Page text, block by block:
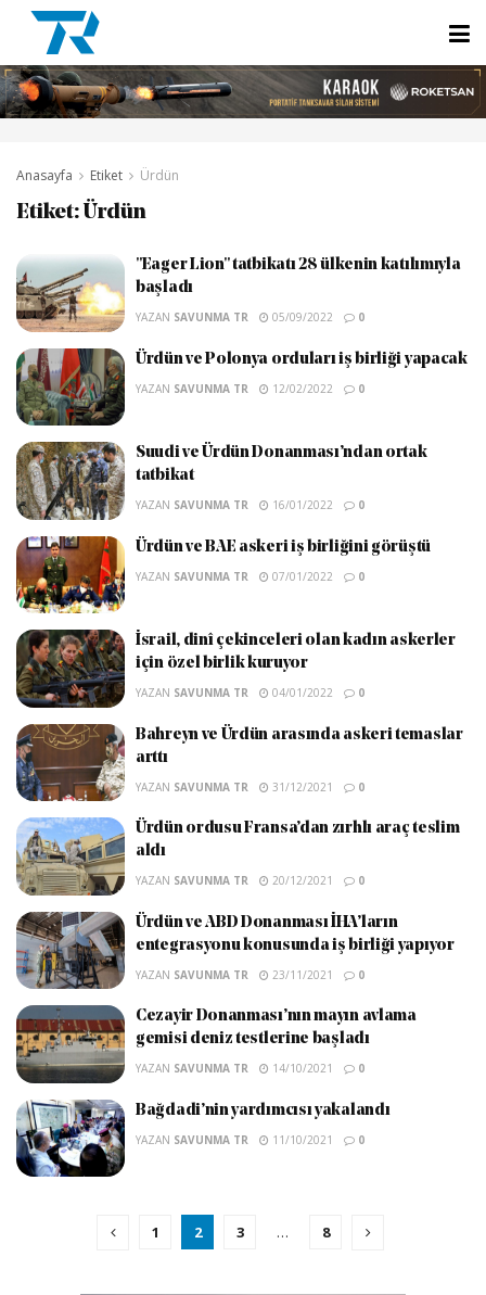
Anasayfa Etiket Ürdün
Etiket: Ürdün
"Eager Lion" tatbikatı 28 ülkenin katılımıyla
başladı
YAZAN SAVUNMA TR 05/09/2022 0
Ürdün ve Polonya orduları iş birliği yapacak
YAZAN SAVUNMA TR 12/02/2022 0
Suudi ve Ürdün Donanması’ndan ortak
tatbikat
YAZAN SAVUNMA TR 16/01/2022 0
Ürdün ve BAE askeri iş birliğini görüştü
YAZAN SAVUNMA TR 07/01/2022 0
İsrail, dinî çekinceleri olan kadın askerler
için özel birlik kuruyor
YAZAN SAVUNMA TR 04/01/2022 0
Bahreyn ve Ürdün arasında askeri temaslar
arttı
YAZAN SAVUNMA TR 31/12/2021 0
Ürdün ordusu Fransa’dan zırhlı araç teslim
aldı
YAZAN SAVUNMA TR 20/12/2021 0
Ürdün ve ABD Donanması İHA’ların
entegrasyonu konusunda iş birliği yapıyor
YAZAN SAVUNMA TR 23/11/2021 0
Cezayir Donanması’nın mayın avlama
gemisi deniz testlerine başladı
YAZAN SAVUNMA TR 14/10/2021 0
Bağdadi’nin yardımcısı yakalandı
YAZAN SAVUNMA TR 11/10/2021 0
1 2 3 … 8